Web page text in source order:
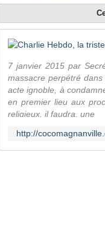
7 janvier 2015 par
massacre perpétré
acte ignoble, à
en premier lieu aux
religieux, il faudra, une
http://